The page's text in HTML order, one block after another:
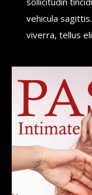
vehicula
viverra, tellus